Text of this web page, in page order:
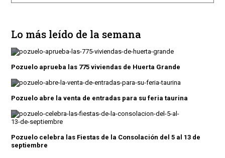
Lo más leído de la semana
Pozuelo aprueba las 775 viviendas de Huerta Grande
Pozuelo abre la venta de entradas para su feria taurina
Pozuelo celebra las Fiestas de la Consolación del 5 al 13 de
septiembre